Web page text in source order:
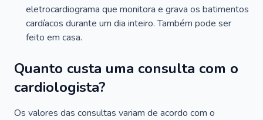
eletrocardiograma que monitora e grava os batimentos
cardíacos durante um dia inteiro. Também pode ser
feito em casa.
Quanto custa uma consulta com o
cardiologista?
Os valores das consultas variam de acordo com o